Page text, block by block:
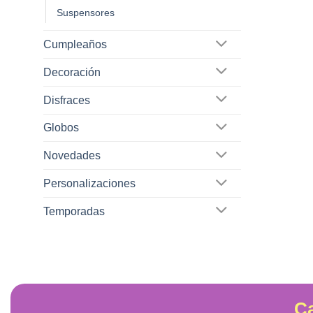
Suspensores
Cumpleaños
Decoración
Disfraces
Globos
Novedades
Personalizaciones
Temporadas